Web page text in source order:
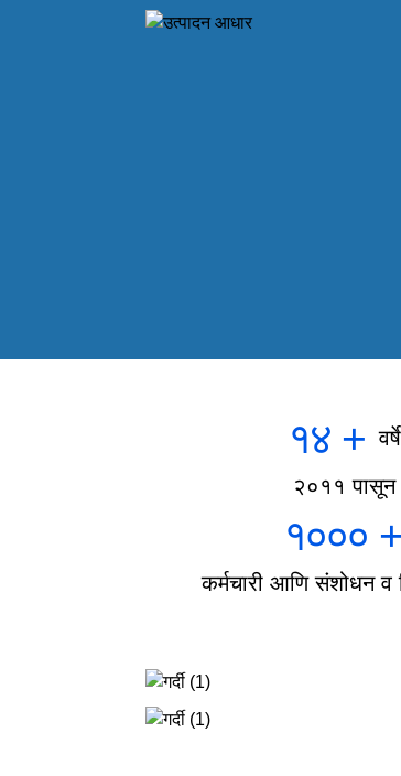
१४ + वर्षे
२०११ पासून
१००० +
कर्मचारी आणि संशोधन